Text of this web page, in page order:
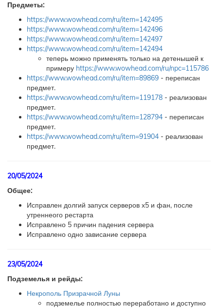
Предметы:
https://www.wowhead.com/ru/item=142495
https://www.wowhead.com/ru/item=142496
https://www.wowhead.com/ru/item=142497
https://www.wowhead.com/ru/item=142494
теперь можно применять только на детенышей к
примеру https://www.wowhead.com/ru/npc=115786
https://www.wowhead.com/ru/item=89869 - переписан
предмет.
https://www.wowhead.com/ru/item=119178 - реализован
предмет.
https://www.wowhead.com/ru/item=128794 - переписан
предмет.
https://www.wowhead.com/ru/item=91904 - реализован
предмет.
20/05/2024
Общее:
Исправлен долгий запуск серверов х5 и фан, после
утреннеого рестарта
Исправлено 5 причин падения сервера
Исправлено одно зависание сервера
23/05/2024
Подземелья и рейды:
Некрополь Призрачной Луны
подземелье полностью переработано и доступно